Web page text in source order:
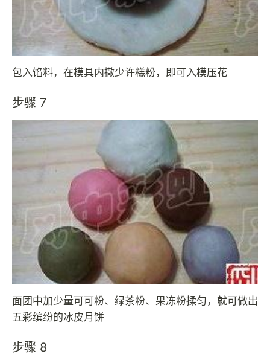
包入馅料，在模具内撒少许糕粉，即可入模压花
步骤 7
面团中加少量可可粉、绿茶粉、果冻粉揉匀，就可做出
五彩缤纷的冰皮月饼
步骤 8